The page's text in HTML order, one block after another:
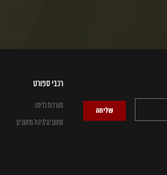
שליחה
רכבי ספורט
מערכות בלימה
מחשבים לניהול מחשבים